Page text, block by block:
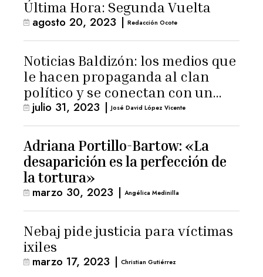
Última Hora: Segunda Vuelta
agosto 20, 2023 | Redacción Ocote
Noticias Baldizón: los medios que
le hacen propaganda al clan
político y se conectan con un
hombre de confianza de
Giammattei
julio 31, 2023 | José David López Vicente
Adriana Portillo-Bartow: «La
desaparición es la perfección de
la tortura»
marzo 30, 2023 | Angélica Medinilla
Nebaj pide justicia para víctimas
ixiles
marzo 17, 2023 | Christian Gutiérrez